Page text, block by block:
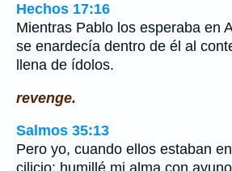
Hechos 17:16
Mientras Pablo los esperaba en
se enardecía dentro de él al
llena de ídolos.
revenge.
Salmos 35:13
Pero yo, cuando ellos estaban